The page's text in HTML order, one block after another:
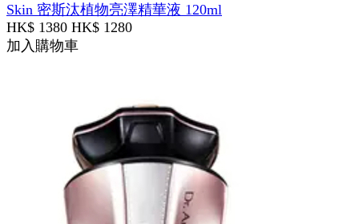
Skin 密斯汰植物亮澤精華液 120ml
HK$ 1380 HK$ 1280
加入購物車